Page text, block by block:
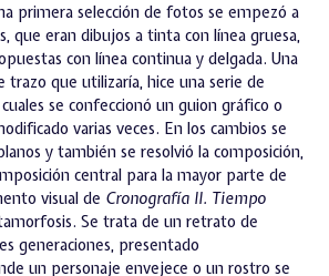
primera selección de fotos se empezó a
que eran dibujos a tinta con línea gruesa,
con línea continua y delgada. Una
que utilizaría, hice una serie de
se confeccionó un guion gráfico o
varias veces. En los cambios se
y también se resolvió la composición,
central para la mayor parte de
visual de Cronografía II. Tiempo
Se trata de un retrato de
generaciones, presentado
un personaje envejece o un rostro se